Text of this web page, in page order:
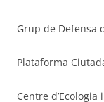
Grup de Defensa
Plataforma
Centre